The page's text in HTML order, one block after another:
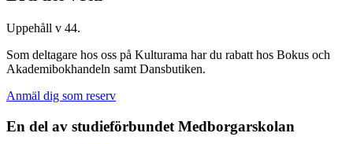
Uppehåll v 44.
Som deltagare hos oss på Kulturama har du rabatt hos Bokus och
Akademibokhandeln samt Dansbutiken.
Anmäl dig som reserv
En del av studieförbundet Medborgarskolan